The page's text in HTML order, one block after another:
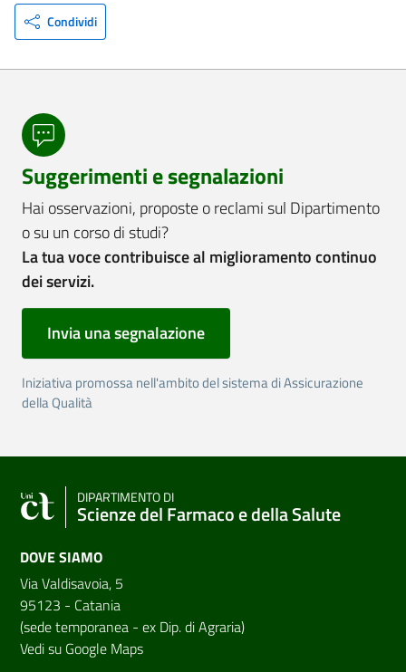
Condividi
Suggerimenti e segnalazioni
Hai osservazioni, proposte o reclami sul Dipartimento
o su un corso di studi?
La tua voce contribuisce al miglioramento continuo
dei servizi.
Invia una segnalazione
Iniziativa promossa nell'ambito del sistema di Assicurazione
della Qualità
DIPARTIMENTO DI
Scienze del Farmaco e della Salute
DOVE SIAMO
Via Valdisavoia, 5
95123 - Catania
(sede temporanea - ex Dip. di Agraria)
Vedi su Google Maps